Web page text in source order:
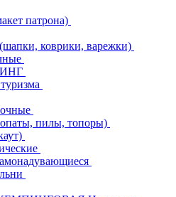
патрона)
коврики, варежки)
пилы, топоры)